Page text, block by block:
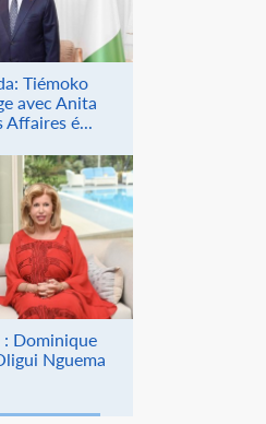
Tiémoko
avec Anita
é...
Dominique
Nguema